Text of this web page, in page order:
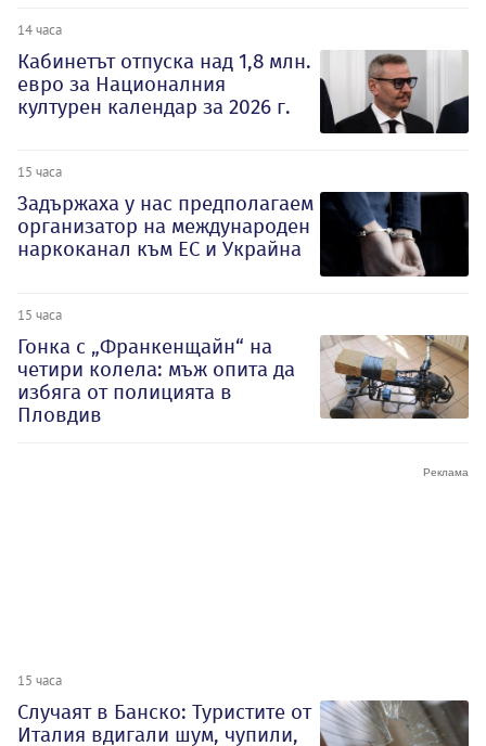
14 часа
Кабинетът отпуска над 1,8 млн.
евро за Националния
културен календар за 2026 г.
15 часа
Задържаха у нас предполагаем
организатор на международен
наркоканал към ЕС и Украйна
15 часа
Гонка с „Франкенщайн“ на
четири колела: мъж опита да
избяга от полицията в
Пловдив
15 часа
Случаят в Банско: Туристите от
Италия вдигали шум, чупили,